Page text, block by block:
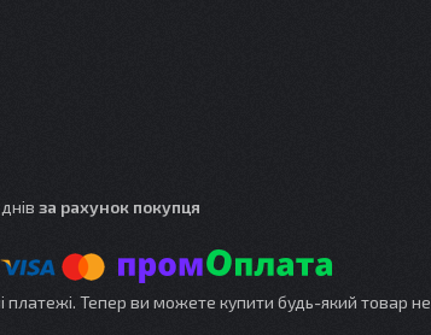
за рахунок покупця
платежі. Тепер ви можете купити будь-який товар не